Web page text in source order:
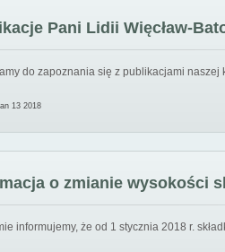
Pani Lidii Więcław-
do zapoznania się z publikacjami naszej
13 2018
o zmianie wysokości
informujemy, że od 1 stycznia 2018 r.